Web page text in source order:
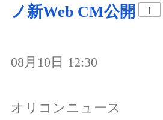
ノ新Web CM公開
1
08月10日 12:30
オリコンニュース